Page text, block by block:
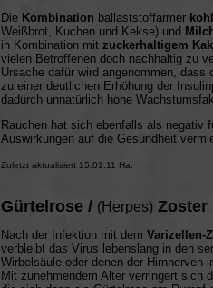
Die Kombination ballaststoffarmer
Weißbrot, Kuchen und Kekse) und
in Kombination mit zuckerhaltigem
vielen Betroffenen
Ursache dafür wird angenommen,
zu einer deutlichen Erhöhung der
dadurch unnatürlich hohe
Rauchen hat sich ebenfalls als negativ
Auswirkungen auf die Gesundheit
Zuletzt aktualisiert 15.01.11 Ha.
Gürtelrose / (Herpes) Zoster
Nach der Infektion mit dem Varizellen-
verbleibt das Virus lebenslang in den
Wirbelsäule oder denen der
Mit zunehmendem Alter verringert sich